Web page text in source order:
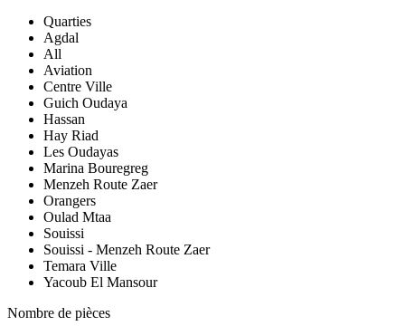
Quarties
Agdal
All
Aviation
Centre Ville
Guich Oudaya
Hassan
Hay Riad
Les Oudayas
Marina Bouregreg
Menzeh Route Zaer
Orangers
Oulad Mtaa
Souissi
Souissi - Menzeh Route Zaer
Temara Ville
Yacoub El Mansour
Nombre de pièces